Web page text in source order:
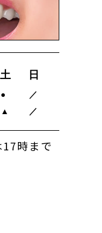
土
日
● ／
▲ ／
時まで